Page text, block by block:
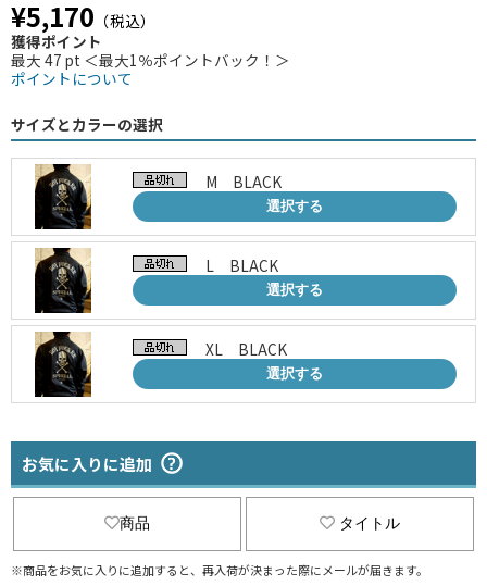
¥5,170 （税込）
獲得ポイント
最大 47 pt ＜最大1％ポイントバック！＞
ポイントについて
サイズとカラーの選択
M BLACK
選択する
L BLACK
選択する
XL BLACK
選択する
お気に入りに追加
商品 タイトル
※商品をお気に入りに追加すると、再入荷が決まった際にメールが届きます。